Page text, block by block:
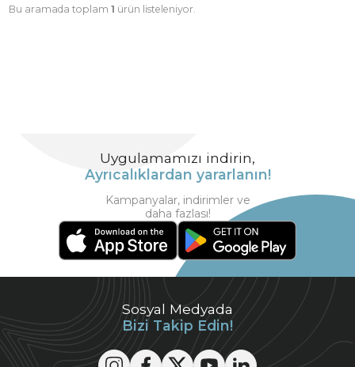
Bu aramada toplam 1 ürün listeleniyor.
Sosyal Medyada
Bizi Takip Edin!
Uygulamamızı indirin,
Ayrıcalıklardan yararlanın!
Kampanyalar, indirimler ve
daha fazlası!